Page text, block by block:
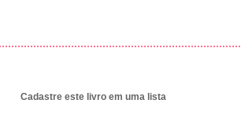
Cadastre este livro em uma lista